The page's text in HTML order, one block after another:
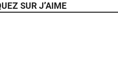
SUR J’AIME